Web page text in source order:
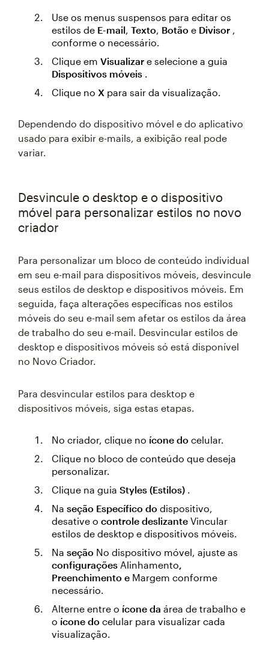
Use os menus suspensos para editar os
estilos de E-mail, Texto, Botão e Divisor ,
conforme o necessário.
Clique em Visualizar e selecione a guia
Dispositivos móveis .
Clique no X para sair da visualização.
Dependendo do dispositivo móvel e do aplicativo
usado para exibir e-mails, a exibição real pode
variar.
Desvincule o desktop e o dispositivo
móvel para personalizar estilos no novo
criador
Para personalizar um bloco de conteúdo individual
em seu e-mail para dispositivos móveis, desvincule
seus estilos de desktop e dispositivos móveis. Em
seguida, faça alterações específicas nos estilos
móveis do seu e-mail sem afetar os estilos da área
de trabalho do seu e-mail. Desvincular estilos de
desktop e dispositivos móveis só está disponível
no Novo Criador.
Para desvincular estilos para desktop e
dispositivos móveis, siga estas etapas.
No criador, clique no ícone do celular.
Clique no bloco de conteúdo que deseja
personalizar.
Clique na guia Styles (Estilos) .
Na seção Específico do dispositivo,
desative o controle deslizante Vincular
estilos de desktop e dispositivos móveis.
Na seção No dispositivo móvel, ajuste as
configurações Alinhamento,
Preenchimento e Margem conforme
necessário.
Alterne entre o ícone da área de trabalho e
o ícone do celular para visualizar cada
visualização.